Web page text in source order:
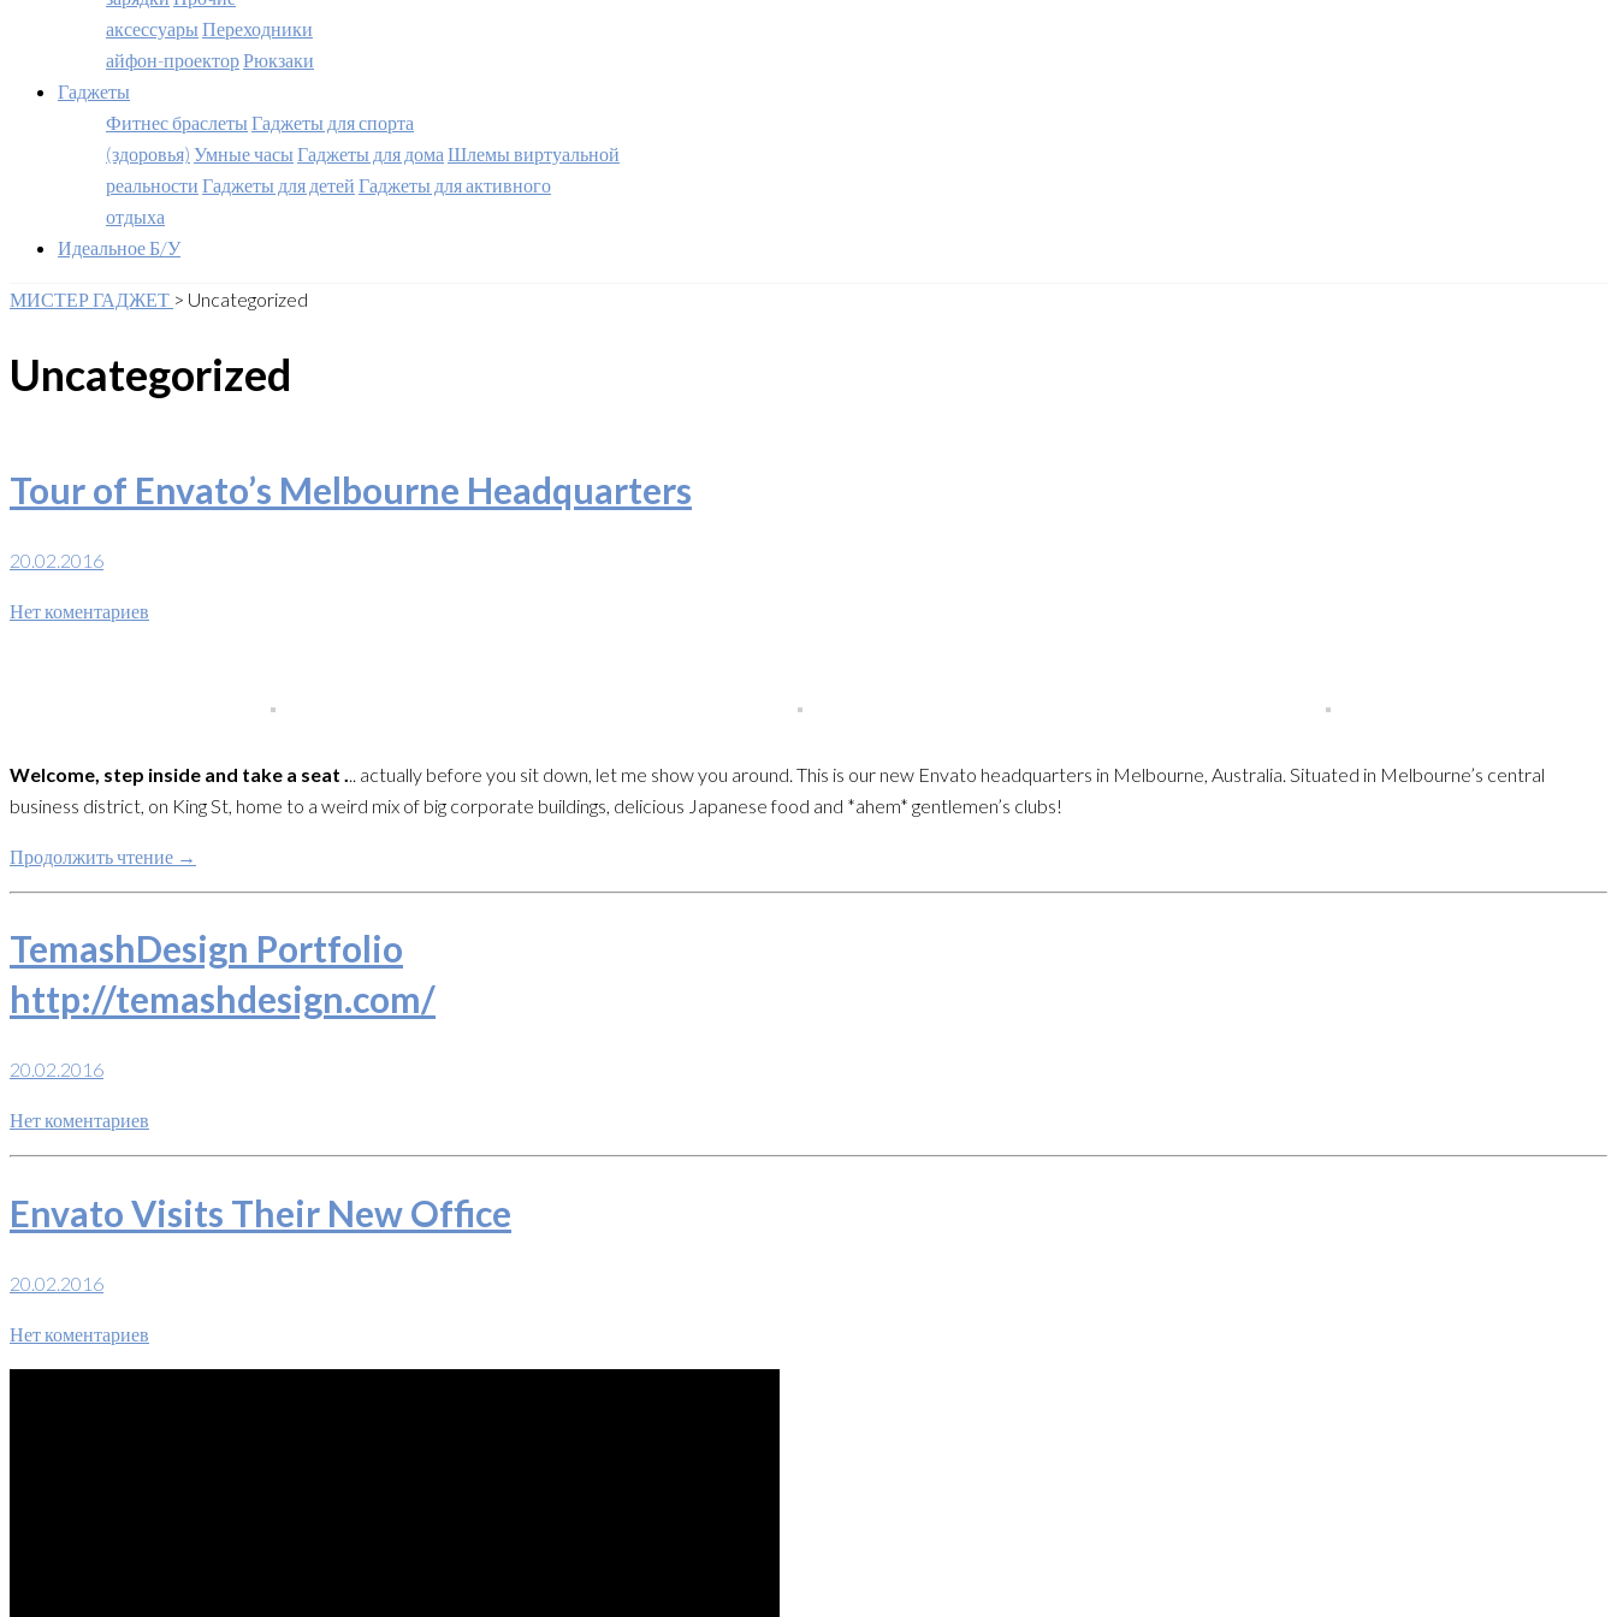
аксессуары Переходники
айфон-проекторРюкзаки
Гаджеты
Фитнес браслеты Гаджеты для спорта
(здоровья) Умные часы Гаджеты для дома Шлемы виртуальной
реальности Гаджеты для детей Гаджеты для активного
отдыха
Идеальное Б/У
МИСТЕР ГАДЖЕТ > Uncategorized
Uncategorized
Tour of Envato’s Melbourne Headquarters
20.02.2016
Нет коментариев
Welcome, step inside and take a seat .
.. actually before you sit down, let me show you around. This is our new Envato headquarters in Melbourne, Australia. Situated in Melbourne’s central
business district, on King St, home to a weird mix of big corporate buildings, delicious Japanese food and *ahem* gentlemen’s clubs!
Продолжить чтение →
TemashDesign Portfolio
http://temashdesign.com/
20.02.2016
Нет коментариев
Envato Visits Their New Office
20.02.2016
Нет коментариев